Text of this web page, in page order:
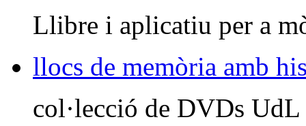
Llibre i aplicatiu per a
llocs de memòria amb
col·lecció de DVDs UdL